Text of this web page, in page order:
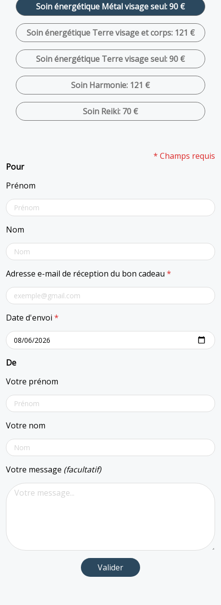
Soin énergétique Métal visage seul: 90 €
Soin énergétique Terre visage et corps: 121 €
Soin énergétique Terre visage seul: 90 €
Soin Harmonie: 121 €
Soin Reiki: 70 €
* Champs requis
Pour
Prénom
Nom
Adresse e-mail de réception du bon cadeau *
Date d'envoi *
De
Votre prénom
Votre nom
Votre message (facultatif)